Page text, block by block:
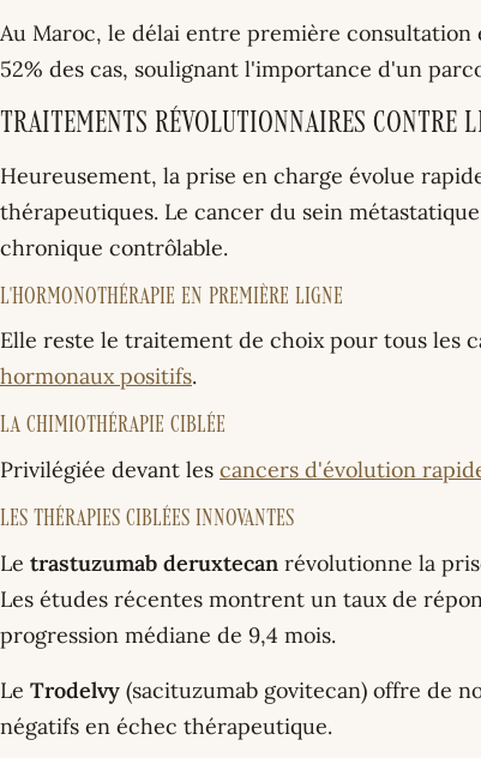
Au Maroc, le délai entre première consultation
52% des cas, soulignant l'importance d'un
Traitements révolutionnaires contre
Heureusement, la prise en charge évolue
thérapeutiques. Le cancer du sein
chronique contrôlable.
L'hormonothérapie en première ligne
Elle reste le traitement de choix pour tous les
hormonaux positifs.
La chimiothérapie ciblée
Privilégiée devant les cancers d'évolution
Les thérapies ciblées innovantes
Le trastuzumab deruxtecan révolutionne la
Les études récentes montrent un taux de
progression médiane de 9,4 mois.
Le Trodelvy (sacituzumab govitecan) offre de
négatifs en échec thérapeutique.